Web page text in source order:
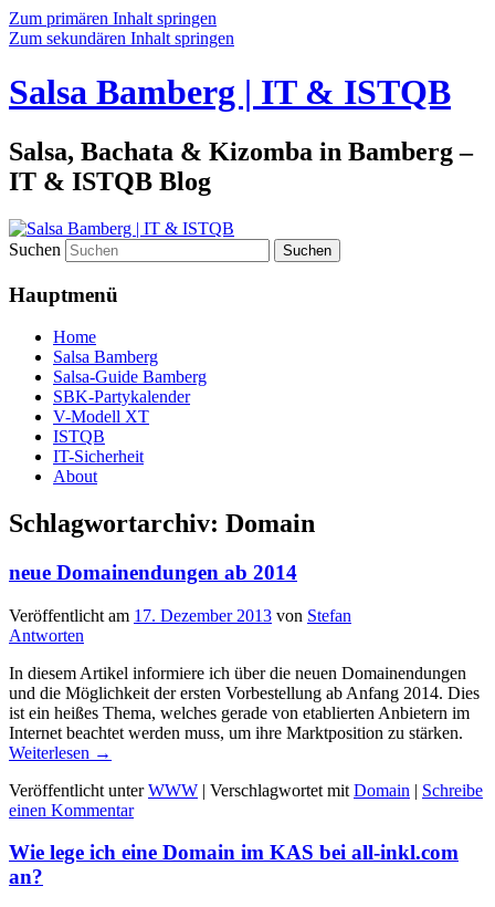
Zum primären Inhalt springen
Zum sekundären Inhalt springen
Salsa Bamberg | IT & ISTQB
Salsa, Bachata & Kizomba in Bamberg –
IT & ISTQB Blog
Suchen
Hauptmenü
Home
Salsa Bamberg
Salsa-Guide Bamberg
SBK-Partykalender
V-Modell XT
ISTQB
IT-Sicherheit
About
Schlagwortarchiv: Domain
neue Domainendungen ab 2014
Veröffentlicht am 17. Dezember 2013 von Stefan
Antworten
In diesem Artikel informiere ich über die neuen Domainendungen
und die Möglichkeit der ersten Vorbestellung ab Anfang 2014. Dies
ist ein heißes Thema, welches gerade von etablierten Anbietern im
Internet beachtet werden muss, um ihre Marktposition zu stärken.
Weiterlesen →
Veröffentlicht unter WWW | Verschlagwortet mit Domain | Schreibe
einen Kommentar
Wie lege ich eine Domain im KAS bei all-inkl.com
an?